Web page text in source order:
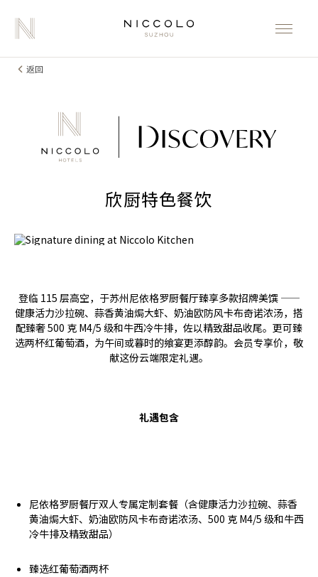
返回
欣厨特色餐饮
登临 115 层高空，于苏州尼依格罗厨餐厅臻享多款招牌美馔 ——
健康活力沙拉碗、蒜香黄油焗大虾、奶油欧防风卡布奇诺浓汤，搭
配臻奢 500 克 M4/5 级和牛西冷牛排，佐以精致甜品收尾。更可臻
选两杯红葡萄酒，为午间或暮时的飨宴更添醇韵。会员专享价，敬
献这份云端限定礼遇。
礼遇包含
尼依格罗厨餐厅双人专属定制套餐（含健康活力沙拉碗、蒜香
黄油焗大虾、奶油欧防风卡布奇诺浓汤、500 克 M4/5 级和牛西
冷牛排及精致甜品）
臻选红葡萄酒两杯